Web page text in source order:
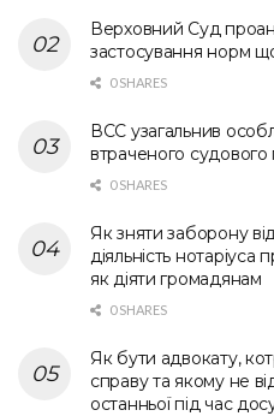
Верховний Суд
застосування норм
0 SHARES
ВСС узагальнив
втраченого
0 SHARES
Як зняти заборону
діяльність
як діяти громадянам
0 SHARES
Як бути адвокату,
справу та якому не
останньої під час